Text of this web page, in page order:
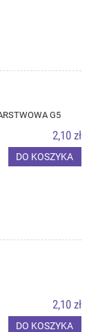
G5
2,10 zł
DO KOSZYKA
2,10 zł
DO KOSZYKA